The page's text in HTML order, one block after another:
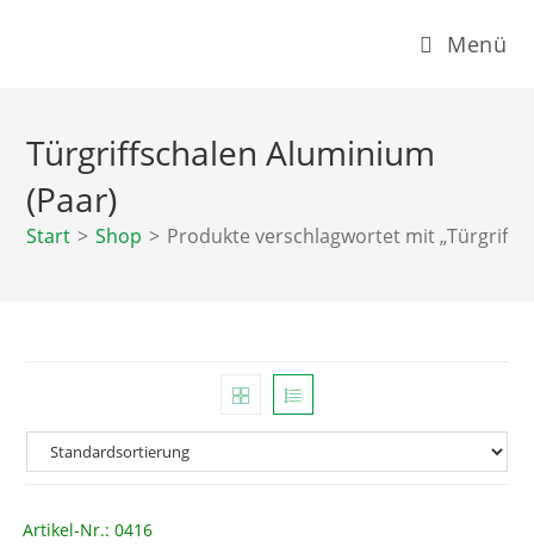
Menü
Türgriffschalen Aluminium
(Paar)
Start > Shop > Produkte verschlagwortet mit
Artikel-Nr.: 0416